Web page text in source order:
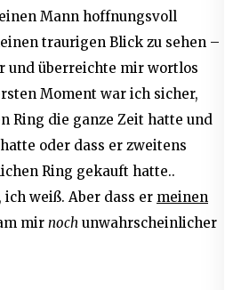
Mann hoffnungsvoll
traurigen Blick zu sehen –
und überreichte mir wortlos
Moment war ich sicher,
Ring die ganze Zeit hatte und
oder dass er zweitens
Ring gekauft hatte..
weiß. Aber dass er meinen
mir noch unwahrscheinlicher